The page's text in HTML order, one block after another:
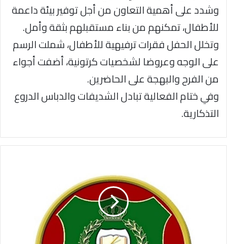
وشدد على أهمية التعاون من أجل توفير بيئة داعمة
للأطفال، تمكنهم من بناء مستقبلهم بثقة وأمل.
وتخلل الحفل فقرات ترفيهية للأطفال، شملت الرسم
على الوجه وعروضا لشخصيات كرتونية، أضفت أجواء
من الفرح والبهجة على الحاضرين.
وفي ختام الفعالية تبادل الشديفات والدباس الدروع
التذكارية.